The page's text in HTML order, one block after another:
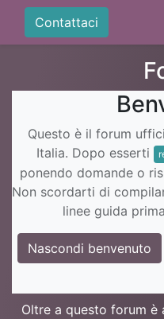
Contattaci
Questo è il forum
Italia. Dopo esserti
ponendo domande o
Non scordarti di
linee guida
Nascondi benvenuto
Oltre a questo forum è